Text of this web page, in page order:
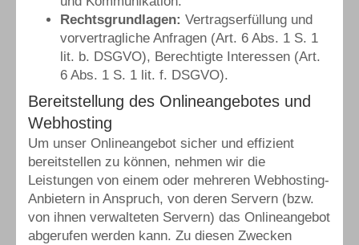
Rechtsgrundlagen: Vertragserfüllung und
vorvertragliche Anfragen (Art. 6 Abs. 1 S. 1
lit. b. DSGVO), Berechtigte Interessen (Art.
6 Abs. 1 S. 1 lit. f. DSGVO).
Bereitstellung des Onlineangebotes und
Webhosting
Um unser Onlineangebot sicher und effizient
bereitstellen zu können, nehmen wir die
Leistungen von einem oder mehreren Webhosting-
Anbietern in Anspruch, von deren Servern (bzw.
von ihnen verwalteten Servern) das Onlineangebot
abgerufen werden kann. Zu diesen Zwecken